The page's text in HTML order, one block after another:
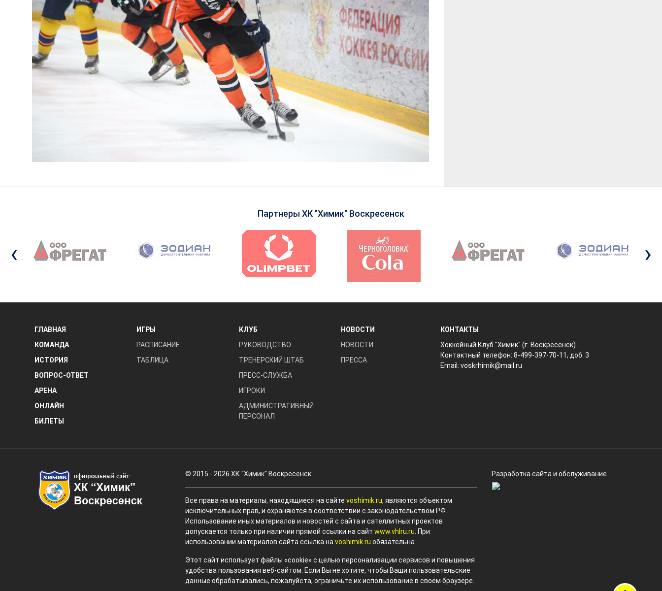
Партнеры ХК "Химик" Воскресенск
‹ ›
ГЛАВНАЯ
КОМАНДА
ИСТОРИЯ
ВОПРОС-ОТВЕТ
АРЕНА
ОНЛАЙН
БИЛЕТЫ
ИГРЫ
РАСПИСАНИЕ
ТАБЛИЦА
КЛУБ
РУКОВОДСТВО
ТРЕНЕРСКИЙ ШТАБ
ПРЕСС-СЛУЖБА
ИГРОКИ
АДМИНИСТРАТИВНЫЙ
ПЕРСОНАЛ
НОВОСТИ
НОВОСТИ
ПРЕССА
КОНТАКТЫ
Хоккейный Клуб "Химик" (г. Воскресенск).
Контактный телефон: 8-499-397-70-11, доб. 3
Email:voskrhimik@mail.ru
© 2015 - 2026 ХК "Химик" Воскресенск
Все права на материалы, находящиеся на сайте voshimik.ru, являются объектом
исключительных прав, и охраняются в соответствии с законодательством РФ.
Использование иных материалов и новостей с сайта и сателлитных проектов
допускается только при наличии прямой ссылки на сайт www.vhlru.ru. При
использовании материалов сайта ссылка наvoshimik.ru обязательна
Этот сайт использует файлы «cookie» с целью персонализации сервисов и повышения
удобства пользования веб-сайтом. Если Вы не хотите, чтобы Ваши пользовательские
данные обрабатывались, пожалуйста, ограничьте их использование в своём браузере.
Разработка сайта и обслуживание